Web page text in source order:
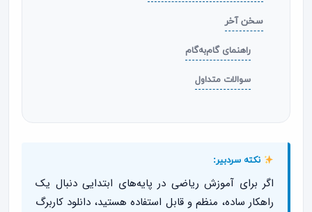
سخن آخر
راهنمای گام‌به‌گام
سوالات متداول
نکته سردبیر:
اگر برای آموزش ریاضی در پایه‌های ابتدایی دنبال یک
راهکار ساده، منظم و قابل استفاده هستید، دانلود کاربرگ